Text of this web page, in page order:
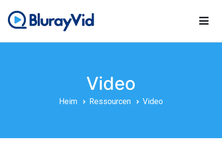
Inhalt
BlurayVide
Video
Heim Ressourcen Video